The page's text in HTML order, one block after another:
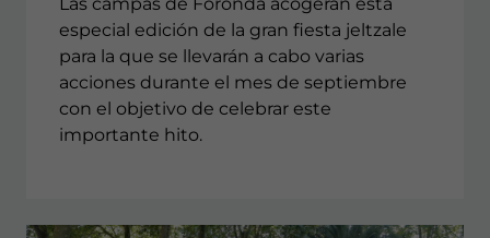
Las campas de Foronda acogerán esta
especial edición de la gran fiesta jeltzale
para la que se llevarán a cabo varias
acciones durante el mes de septiembre
con el objetivo de celebrar este
importante hito.